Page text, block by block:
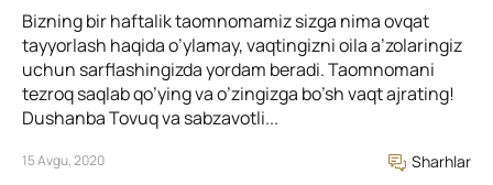
Bizning bir haftalik taomnomamiz sizga nima ovqat
tayyorlash haqida o’ylamay, vaqtingizni oila a’zolaringiz
uchun sarflashingizda yordam beradi. Taomnomani
tezroq saqlab qo’ying va o’zingizga bo’sh vaqt ajrating!
Dushanba Tovuq va sabzavotli...
15 Avgu, 2020 Sharhlar